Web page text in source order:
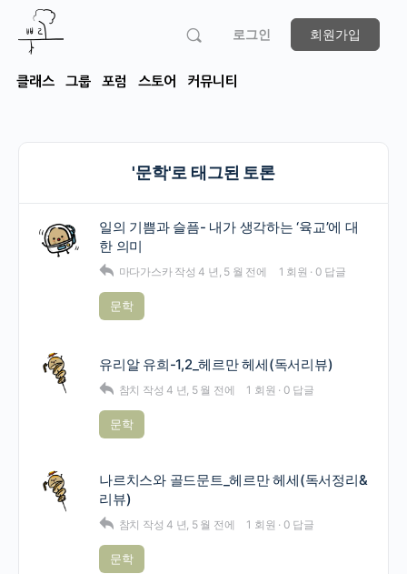
로그인 회원가입
클래스 그룹 포럼 스토어 커뮤니티
'문학'로 태그된 토론
일의 기쁨과 슬픔- 내가 생각하는 ‘육교’에 대
한 의미
마다가스카 작성4 년, 5 월 전에 1 회원 · 0 답글
문학
유리알 유희-1,2_헤르만 헤세(독서리뷰)
참치 작성4 년, 5 월 전에 1 회원 · 0 답글
문학
나르치스와 골드문트_헤르만 헤세(독서정리&
리뷰)
참치 작성4 년, 5 월 전에 1 회원 · 0 답글
문학